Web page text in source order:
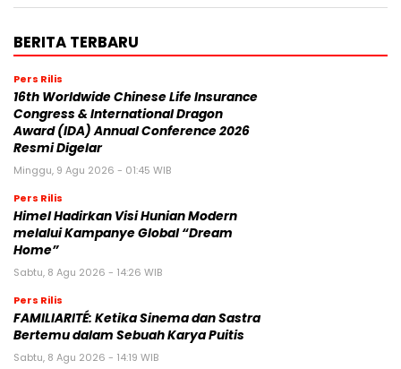
BERITA TERBARU
Pers Rilis
16th Worldwide Chinese Life Insurance
Congress & International Dragon
Award (IDA) Annual Conference 2026
Resmi Digelar
Minggu, 9 Agu 2026 - 01:45 WIB
Pers Rilis
Himel Hadirkan Visi Hunian Modern
melalui Kampanye Global “Dream
Home”
Sabtu, 8 Agu 2026 - 14:26 WIB
Pers Rilis
FAMILIARITÉ: Ketika Sinema dan Sastra
Bertemu dalam Sebuah Karya Puitis
Sabtu, 8 Agu 2026 - 14:19 WIB